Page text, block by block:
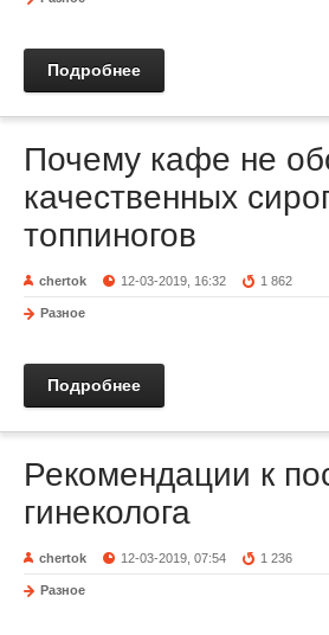
Подробнее
Почему кафе не
качественных
топпиногов
chertok 12-03-2019, 16:32 1 862
Разное
Подробнее
Рекомендации к
гинеколога
chertok 12-03-2019, 07:54 1 236
Разное